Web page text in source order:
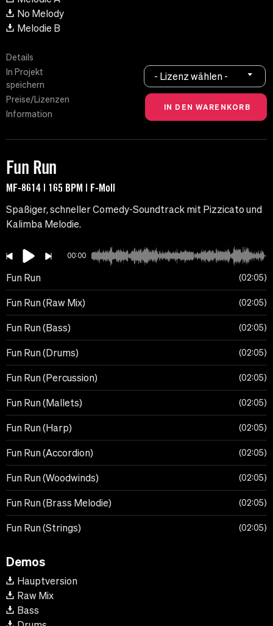
No Melody
Melodie B
Details
In Projekt
speichern
Preise/Lizenzen
Information
- Lizenz wählen -
Fun Run
MF-8614 | 165 BPM | F-Moll
Spaßiger, schneller Comedy-Soundtrack mit Pizzicato und
Kalimba Melodie.
00:00
Fun Run 02:05
Fun Run (Raw Mix) 02:05
Fun Run (Bass) 02:05
Fun Run (Drums) 02:05
Fun Run (Percussion) 02:05
Fun Run (Mallets) 02:05
Fun Run (Harp) 02:05
Fun Run (Accordion) 02:05
Fun Run (Woodwinds) 02:05
Fun Run (Brass Melodie) 02:05
Fun Run (Strings) 02:05
Demos
Hauptversion
Raw Mix
Bass